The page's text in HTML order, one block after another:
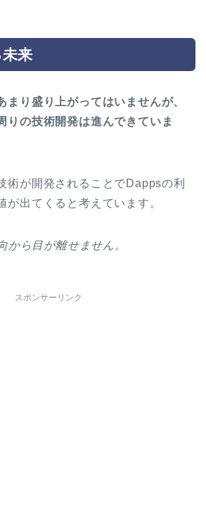
来
まり盛り上がってはいませんが、
りの技術開発は進んできていま
術が開発されることでDappsの利
が出てくると考えています。
から目が離せません。
スポンサーリンク